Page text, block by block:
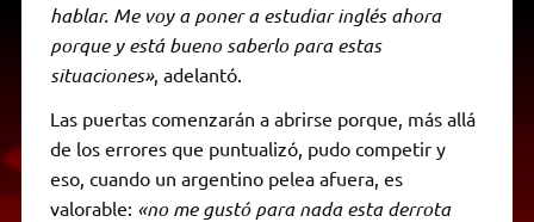
hablar. Me voy a poner a estudiar inglés ahora
porque y está bueno saberlo para estas
situaciones», adelantó.
Las puertas comenzarán a abrirse porque, más allá
de los errores que puntualizó, pudo competir y
eso, cuando un argentino pelea afuera, es
valorable: «no me gustó para nada esta derrota